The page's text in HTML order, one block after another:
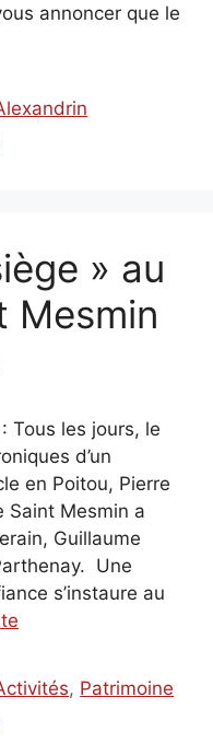
annoncer que le
» au
Mesmin
Tous les jours, le
d’un
en Poitou, Pierre
Saint Mesmin a
Guillaume
Une
s’instaure au
, Patrimoine